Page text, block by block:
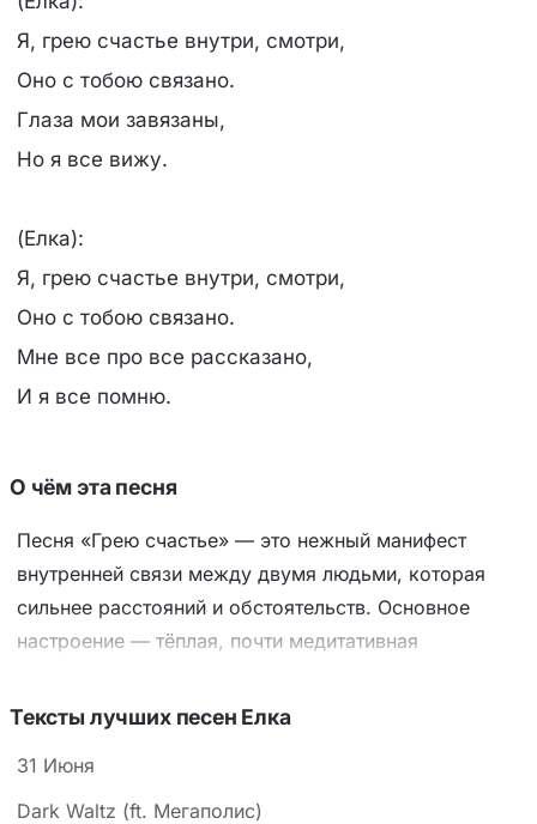
Я, грею счастье внутри, смотри,
Оно с тобою связано.
Глаза мои завязаны,
Но я все вижу.
(Елка):
Я, грею счастье внутри, смотри,
Оно с тобою связано.
Мне все про все рассказано,
И я все помню.
О чём эта песня
Песня «Грею счастье» — это нежный манифест
внутренней связи между двумя людьми, которая
сильнее расстояний и обстоятельств. Основное
настроение — тёплая, почти медитативная
снаружи: оно уже живёт внутри, и его «завязанные
Ключевой образ — луч солнца, который летит
сквозь космос к адресату, побеждая тьму, —
Тексты лучших песен Елка
31 Июня
Dark Waltz (ft. Мегаполис)